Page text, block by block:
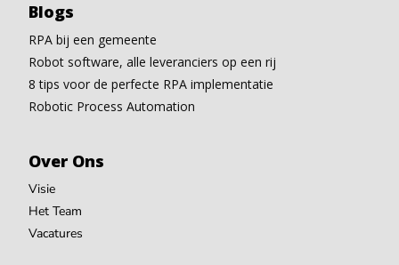
Blogs
RPA bij een gemeente
Robot software, alle leveranciers op een rij
8 tips voor de perfecte RPA implementatie
Robotic Process Automation
Over Ons
Visie
Het Team
Vacatures